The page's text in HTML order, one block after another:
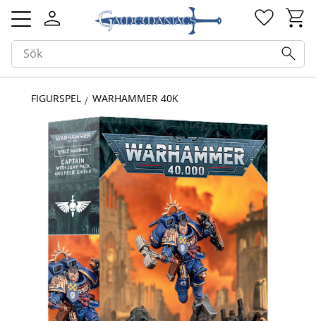
Meny
FIGURSPEL WARHAMMER 40K